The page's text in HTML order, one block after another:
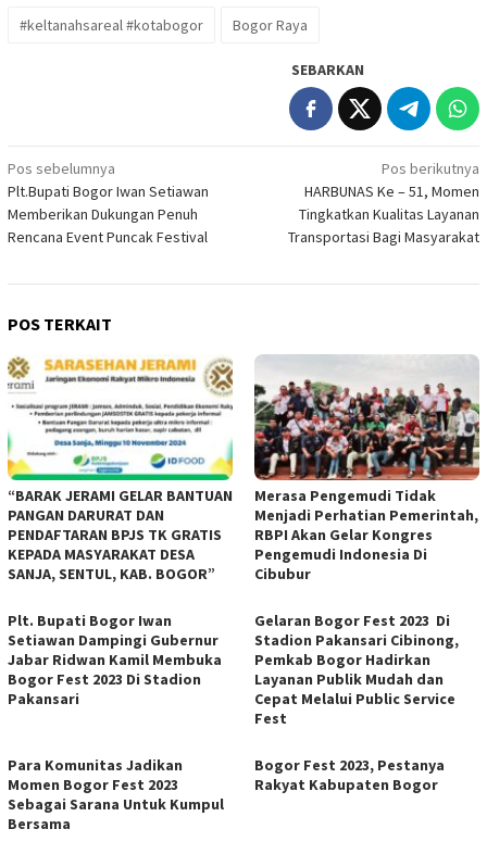
#keltanahsareal #kotabogor Bogor Raya
SEBARKAN
Navigasi
pos
Pos sebelumnya
Plt.Bupati Bogor Iwan Setiawan
Memberikan Dukungan Penuh
Rencana Event Puncak Festival
Pos berikutnya
HARBUNAS Ke – 51, Momen
Tingkatkan Kualitas Layanan
Transportasi Bagi Masyarakat
POS TERKAIT
“BARAK JERAMI GELAR BANTUAN
PANGAN DARURAT DAN
PENDAFTARAN BPJS TK GRATIS
KEPADA MASYARAKAT DESA
SANJA, SENTUL, KAB. BOGOR”
Merasa Pengemudi Tidak
Menjadi Perhatian Pemerintah,
RBPI Akan Gelar Kongres
Pengemudi Indonesia Di
Cibubur
Plt. Bupati Bogor Iwan
Setiawan Dampingi Gubernur
Jabar Ridwan Kamil Membuka
Bogor Fest 2023 Di Stadion
Pakansari
Gelaran Bogor Fest 2023 Di
Stadion Pakansari Cibinong,
Pemkab Bogor Hadirkan
Layanan Publik Mudah dan
Cepat Melalui Public Service
Fest
Para Komunitas Jadikan
Momen Bogor Fest 2023
Sebagai Sarana Untuk Kumpul
Bersama
Bogor Fest 2023, Pestanya
Rakyat Kabupaten Bogor